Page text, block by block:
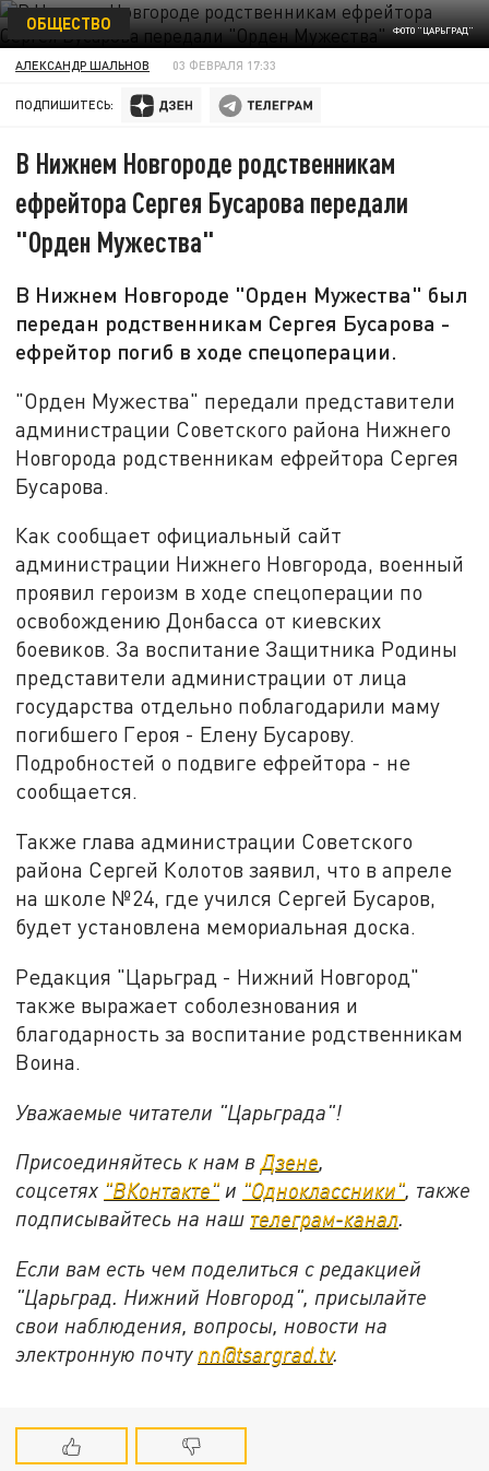
ФОТО "ЦАРЬГРАД"
ОБЩЕСТВО
АЛЕКСАНДР ШАЛЬНОВ 03 ФЕВРАЛЯ 17:33
ПОДПИШИТЕСЬ:
В Нижнем Новгороде родственникам
ефрейтора Сергея Бусарова передали
"Орден Мужества"
В Нижнем Новгороде "Орден Мужества" был
передан родственникам Сергея Бусарова -
ефрейтор погиб в ходе спецоперации.
"Орден Мужества" передали представители
администрации Советского района Нижнего
Новгорода родственникам ефрейтора Сергея
Бусарова.
Как сообщает официальный сайт
администрации Нижнего Новгорода, военный
проявил героизм в ходе спецоперации по
освобождению Донбасса от киевских
боевиков. За воспитание Защитника Родины
представители администрации от лица
государства отдельно поблагодарили маму
погибшего Героя - Елену Бусарову.
Подробностей о подвиге ефрейтора - не
сообщается.
Также глава администрации Советского
района Сергей Колотов заявил, что в апреле
на школе №24, где учился Сергей Бусаров,
будет установлена мемориальная доска.
Редакция "Царьград - Нижний Новгород"
также выражает соболезнования и
благодарность за воспитание родственникам
Воина.
Уважаемые читатели "Царьграда"!
Присоединяйтесь к нам вДзене,
соцсетях "ВКонтакте" и "Одноклассники", также
подписывайтесь на наш телеграм-канал.
Если вам есть чем поделиться с редакцией
"Царьград. Нижний Новгород", присылайте
свои наблюдения, вопросы, новости на
электронную почту nn@tsargrad.tv.